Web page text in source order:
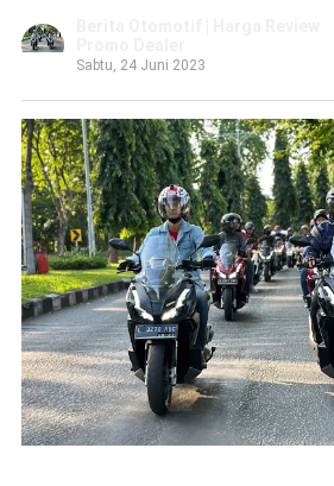
Sabtu, 24 Juni 2023